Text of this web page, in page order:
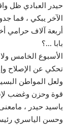
حيدر العبادي ظل
الآخر يبكي ، فما
أربعة آلاف حرامي
بابا …؟
الأسبوع الخامس
تحكي عن الإصلاح
ولعل المواطن
قوة وحزن وغضب
ياسيد حيدر ،
وحسن الياسري رئيس